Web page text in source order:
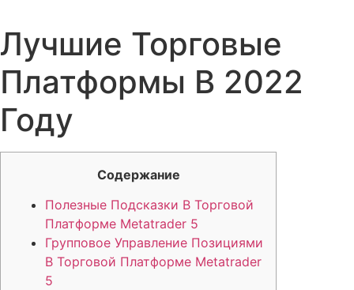
Лучшие Торговые
Платформы В 2022
Году
Содержание
Полезные Подсказки В Торговой
Платформе Metatrader 5
Групповое Управление Позициями
В Торговой Платформе Metatrader
5